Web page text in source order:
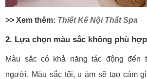
>> Xem thêm: Thiết Kế Nội Thất Spa
2. Lựa chọn màu sắc không phù hợp
Màu sắc có khả năng tác động đến
người. Màu sắc tối, u ám sẽ tạo cảm